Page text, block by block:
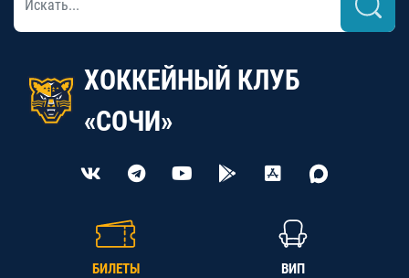
ХОККЕЙНЫЙ КЛУБ
«СОЧИ»
БИЛЕТЫ ВИП